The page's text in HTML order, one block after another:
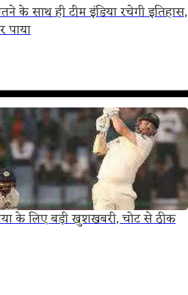
के साथ ही टीम इंडिया रचेगी इतिहास,
पाया
के लिए बड़ी खुशखबरी, चोट से ठीक